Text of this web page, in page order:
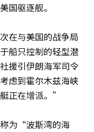
国驱逐舰。
在与美国的战争局
船只控制的轻型潜
援引伊朗海军司令
虑到霍尔木兹海峡
正在增派。”
为“波斯湾的海